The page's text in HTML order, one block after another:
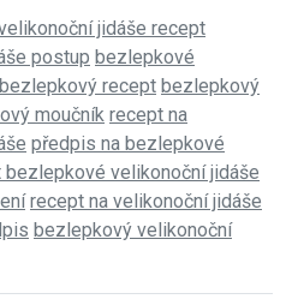
jidáše recept
postup bezlepkové
bezlepkový recept bezlepkový
moučník recept na
předpis na bezlepkové
bezlepkové velikonoční jidáše
recept na velikonoční jidáše
bezlepkový velikonoční